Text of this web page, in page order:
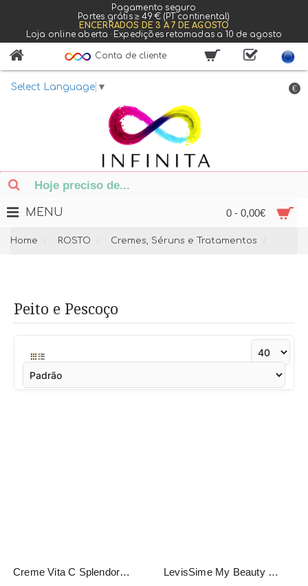
Pagamento seguro
Portes grátis ≥ 49 € (PT continental)
ENCERRADOS DE 3 A 7 DE AGOSTO
Loja online aberta · Expedições retomadas a 10 de agosto
Select Language ▼
Conta de cliente
€
0 - 0,00€
MENU
Home ROSTO Cremes, Séruns e Tratamentos
Peito e Pescoço
Creme Vita C Splendor Lifting Peito e Pescoço LevisSime 50ml LevisSime My Beauty Secret Vita C Splendor